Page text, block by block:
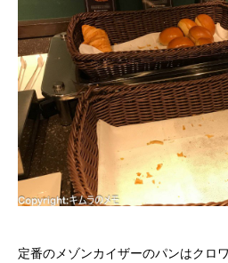
定番のメゾンカイザーのパンはクロ